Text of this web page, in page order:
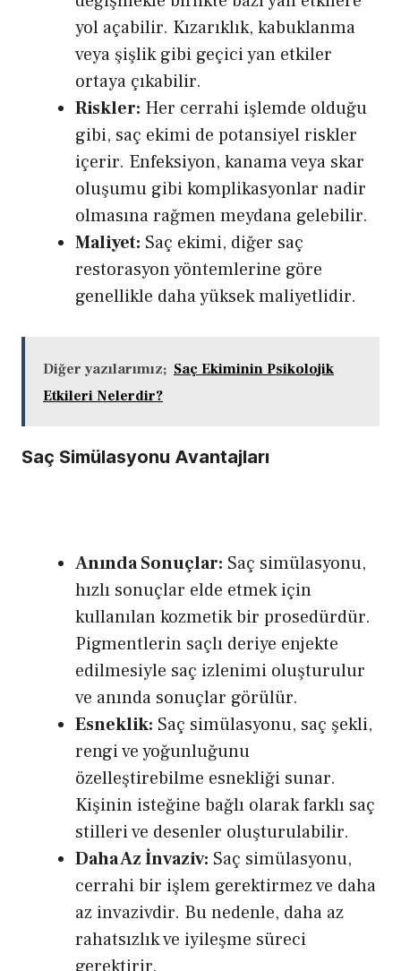
yol açabilir. Kızarıklık, kabuklanma
veya şişlik gibi geçici yan etkiler
ortaya çıkabilir.
Riskler: Her cerrahi işlemde olduğu
gibi, saç ekimi de potansiyel riskler
içerir. Enfeksiyon, kanama veya skar
oluşumu gibi komplikasyonlar nadir
olmasına rağmen meydana gelebilir.
Maliyet: Saç ekimi, diğer saç
restorasyon yöntemlerine göre
genellikle daha yüksek maliyetlidir.
Diğer yazılarımız; Saç Ekiminin Psikolojik
Etkileri Nelerdir?
Saç Simülasyonu Avantajları
Anında Sonuçlar: Saç simülasyonu,
hızlı sonuçlar elde etmek için
kullanılan kozmetik bir prosedürdür.
Pigmentlerin saçlı deriye enjekte
edilmesiyle saç izlenimi oluşturulur
ve anında sonuçlar görülür.
Esneklik: Saç simülasyonu, saç şekli,
rengi ve yoğunluğunu
özelleştirebilme esnekliği sunar.
Kişinin isteğine bağlı olarak farklı saç
stilleri ve desenler oluşturulabilir.
Daha Az İnvaziv: Saç simülasyonu,
cerrahi bir işlem gerektirmez ve daha
az invazivdir. Bu nedenle, daha az
rahatsızlık ve iyileşme süreci
gerektirir.